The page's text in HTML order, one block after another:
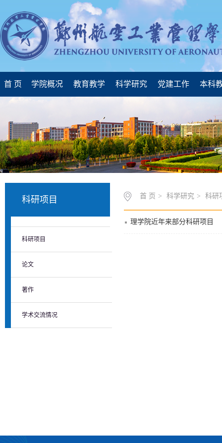
首 页 学院概况 教育教学 科学研究 党建工作 本科
科研项目
科研项目
论文
著作
学术交流情况
首 页 > 科学研究 > 科研
理学院近年来部分科研项目